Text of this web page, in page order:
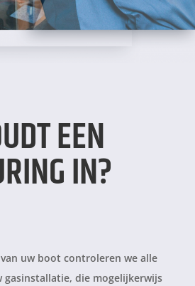
EEN
IN?
uw boot controleren we alle
gasinstallatie, die mogelijkerwijs